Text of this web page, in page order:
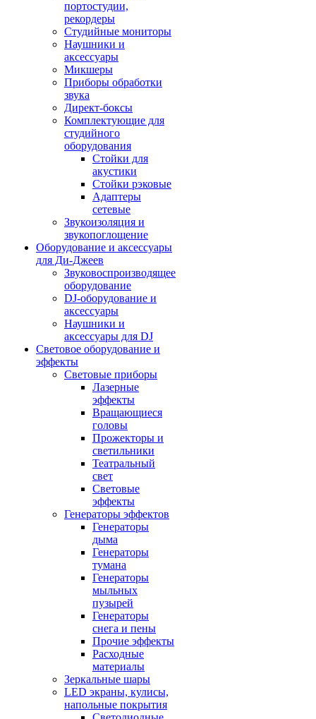
портостудии,
рекордеры
Студийные мониторы
Наушники и
аксессуары
Микшеры
Приборы обработки
звука
Директ-боксы
Комплектующие для
студийного
оборудования
Стойки для
акустики
Стойки рэковые
Адаптеры
сетевые
Звукоизоляция и
звукопоглощение
Оборудование и аксессуары
для Ди-Джеев
Звуковоспроизводящее
оборудование
DJ-оборудование и
аксессуары
Наушники и
аксессуары для DJ
Световое оборудование и
эффекты
Световые приборы
Лазерные
эффекты
Вращающиеся
головы
Прожекторы и
светильники
Театральный
свет
Световые
эффекты
Генераторы эффектов
Генераторы
дыма
Генераторы
тумана
Генераторы
мыльных
пузырей
Генераторы
снега и пены
Прочие эффекты
Расходные
материалы
Зеркальные шары
LED экраны, кулисы,
напольные покрытия